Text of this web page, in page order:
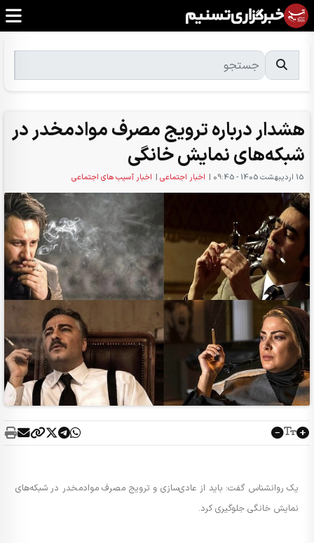
هشدار درباره ترویج مصرف موادمخدر در
شبکه‌های نمایش خانگی
15 ارديبهشت 1405 - 09:45 | اخبار اجتماعی | اخبار آسیب های اجتماعی
یک روانشناس گفت: باید از عادی‌سازی و ترویج مصرف موادمخدر در شبکه‌های
نمایش خانگی جلوگیری کرد.